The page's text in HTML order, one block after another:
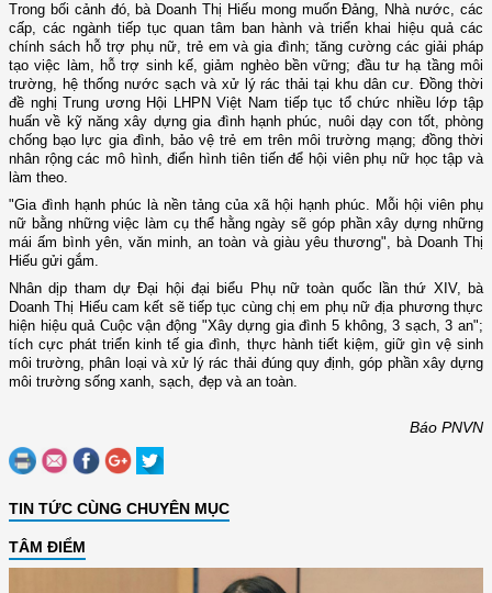
Trong bối cảnh đó, bà Doanh Thị Hiếu mong muốn Đảng, Nhà nước, các
cấp, các ngành tiếp tục quan tâm ban hành và triển khai hiệu quả các
chính sách hỗ trợ phụ nữ, trẻ em và gia đình; tăng cường các giải pháp
tạo việc làm, hỗ trợ sinh kế, giảm nghèo bền vững; đầu tư hạ tầng môi
trường, hệ thống nước sạch và xử lý rác thải tại khu dân cư. Đồng thời
đề nghị Trung ương Hội LHPN Việt Nam tiếp tục tổ chức nhiều lớp tập
huấn về kỹ năng xây dựng gia đình hạnh phúc, nuôi dạy con tốt, phòng
chống bạo lực gia đình, bảo vệ trẻ em trên môi trường mạng; đồng thời
nhân rộng các mô hình, điển hình tiên tiến để hội viên phụ nữ học tập và
làm theo.
"Gia đình hạnh phúc là nền tảng của xã hội hạnh phúc. Mỗi hội viên phụ
nữ bằng những việc làm cụ thể hằng ngày sẽ góp phần xây dựng những
mái ấm bình yên, văn minh, an toàn và giàu yêu thương", bà Doanh Thị
Hiếu gửi gắm.
Nhân dịp tham dự Đại hội đại biểu Phụ nữ toàn quốc lần thứ XIV, bà
Doanh Thị Hiếu cam kết sẽ tiếp tục cùng chị em phụ nữ địa phương thực
hiện hiệu quả Cuộc vận động "Xây dựng gia đình 5 không, 3 sạch, 3 an";
tích cực phát triển kinh tế gia đình, thực hành tiết kiệm, giữ gìn vệ sinh
môi trường, phân loại và xử lý rác thải đúng quy định, góp phần xây dựng
môi trường sống xanh, sạch, đẹp và an toàn.
Báo PNVN
TIN TỨC CÙNG CHUYÊN MỤC
TÂM ĐIỂM